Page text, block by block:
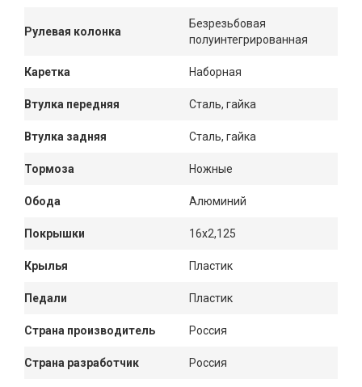
Рулевая колонка
Безрезьбовая
полуинтегрированная
Каретка Наборная
Втулка передняя Сталь, гайка
Втулка задняя Сталь, гайка
Тормоза Ножные
Обода Алюминий
Покрышки 16x2,125
Крылья Пластик
Педали Пластик
Страна производитель Россия
Страна разработчик Россия